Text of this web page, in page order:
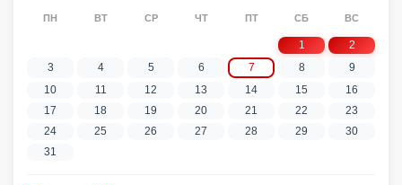
ПН ВТ СР ЧТ ПТ СБ ВС
1
2
3
4 5 6 7 8
9
10
11 12 13 14 15
16
17
18 19 20 21 22
23
24
25 26 27 28 29
30
31